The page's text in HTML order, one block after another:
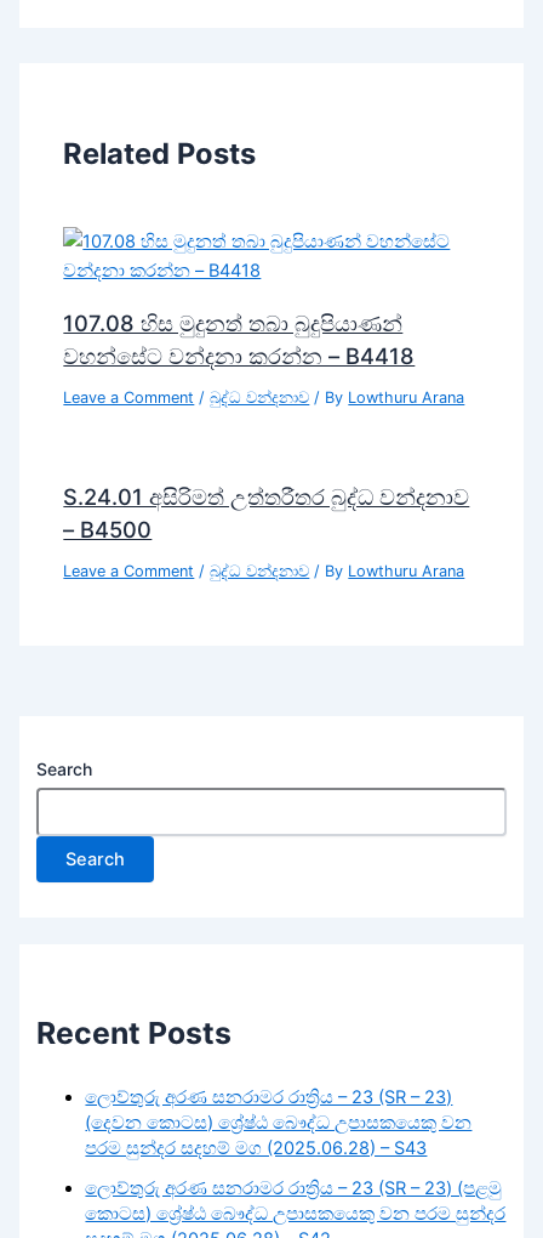
Related Posts
107.08 හිස මුදුනත් තබා බුදුපියාණන්
වහන්සේට වන්දනා කරන්න – B4418
Leave a Comment /බුද්ධ වන්දනාව / By Lowthuru Arana
S.24.01 අසිරිමත් උත්තරීතර බුද්ධ වන්දනාව
– B4500
Leave a Comment /බුද්ධ වන්දනාව / By Lowthuru Arana
Search
Search
Recent Posts
ලොව්තුරු අරණ සනරාමර රාත්‍රිය – 23 (SR – 23)
(දෙවන කොටස) ශ්‍රේෂ්ඨ බෞද්ධ උපාසකයෙකු වන
පරම සුන්දර සදහම් මග (2025.06.28) – S43
ලොව්තුරු අරණ සනරාමර රාත්‍රිය – 23 (SR – 23) (පළමු
කොටස) ශ්‍රේෂ්ඨ බෞද්ධ උපාසකයෙකු වන පරම සුන්දර